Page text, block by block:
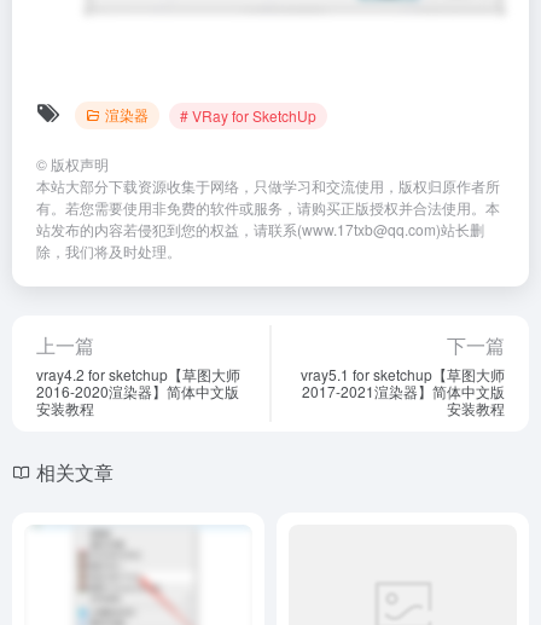
渲染器 # VRay for SketchUp
© 版权声明
本站大部分下载资源收集于网络，只做学习和交流使用，版权归原作者所
有。若您需要使用非免费的软件或服务，请购买正版授权并合法使用。本
站发布的内容若侵犯到您的权益，请联系(www.17txb@qq.com)站长删
除，我们将及时处理。
上一篇
vray4.2 for sketchup【草图大师
2016-2020渲染器】简体中文版
安装教程
下一篇
vray5.1 for sketchup【草图大师
2017-2021渲染器】简体中文版
安装教程
相关文章